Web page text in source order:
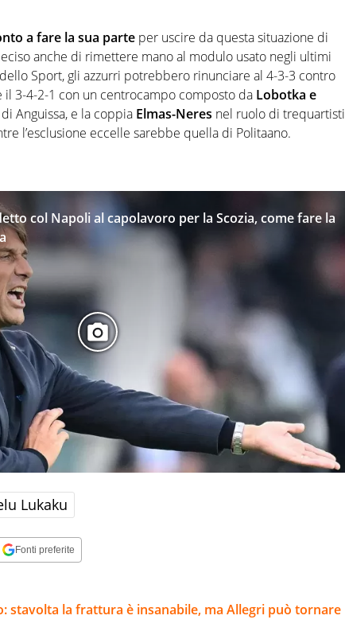
a fare la sua parte per uscire da questa situazione di
anche di rimettere mano al modulo usato negli ultimi
Sport, gli azzurri potrebbero rinunciare al 4-3-3 contro
il 3-4-2-1 con un centrocampo composto da Lobotka e
di Anguissa, e la coppia Elmas-Neres nel ruolo di trequartisti
l’esclusione eccelle sarebbe quella di Politaano.
col Napoli al capolavoro per la Scozia, come fare la
Lukaku
Fonti preferite
stavolta la frattura è insanabile, ma Allegri può tornare